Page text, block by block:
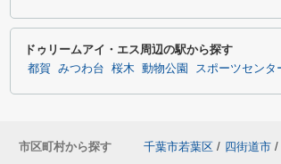
ドゥリームアイ・エス周辺の駅から探す
都賀 みつわ台 桜木 動物公園 スポーツセンタ
市区町村から探す 千葉市若葉区 / 四街道市 /